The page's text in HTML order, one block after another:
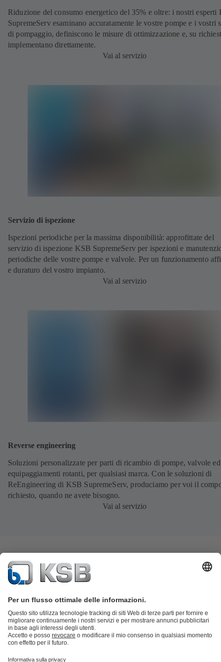
Riduzione del consumo energetico del 35% e oltre: i nostri esperti
SupremeServ esaminano accuratamente le vostre pompe e i vostri
di pompaggio, definiscono le misure di ottimizzazione e, su
implementano direttamente.
Vai al servizio
Servizio di ispezione
Ispezioni periodiche per la massima disponibilità: approfittate del
servizio di ispezione KSB SupremeServ per ispezioni e
periodiche delle vostre pompe e valvole. Per un funzionamento
e duraturo del vostro impianto.
Vai al servizio
Reverse engineering
Soluzioni personalizzate per parti di ricambio di pompe, valvole ed
equipaggiamenti rotanti, per qualsiasi marca. Con le soluzioni di
ReEngineering di KSB SupremeServ, produciamo per voi il
richiesto, quando ne avete bisogno.
Vai al servizio
Catalogo prodottiKSB SupremeServ: parti di ricambio